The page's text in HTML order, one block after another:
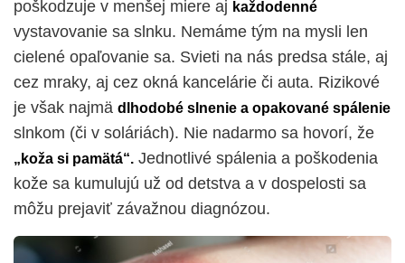
poškodzuje v menšej miere aj každodenné
vystavovanie sa slnku. Nemáme tým na mysli len
cielené opaľovanie sa. Svieti na nás predsa stále, aj
cez mraky, aj cez okná kancelárie či auta. Rizikové
je však najmä dlhodobé slnenie a opakované spálenie
slnkom (či v soláriách). Nie nadarmo sa hovorí, že
„koža si pamätá“. Jednotlivé spálenia a poškodenia
kože sa kumulujú už od detstva a v dospelosti sa
môžu prejaviť závažnou diagnózou.